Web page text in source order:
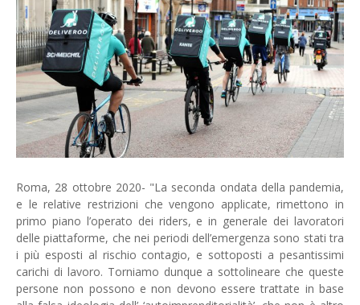
Roma, 28 ottobre 2020- "La seconda ondata della pandemia,
e le relative restrizioni che vengono applicate, rimettono in
primo piano l’operato dei riders, e in generale dei lavoratori
delle piattaforme, che nei periodi dell’emergenza sono stati tra
i più esposti al rischio contagio, e sottoposti a pesantissimi
carichi di lavoro. Torniamo dunque a sottolineare che queste
persone non possono e non devono essere trattate in base